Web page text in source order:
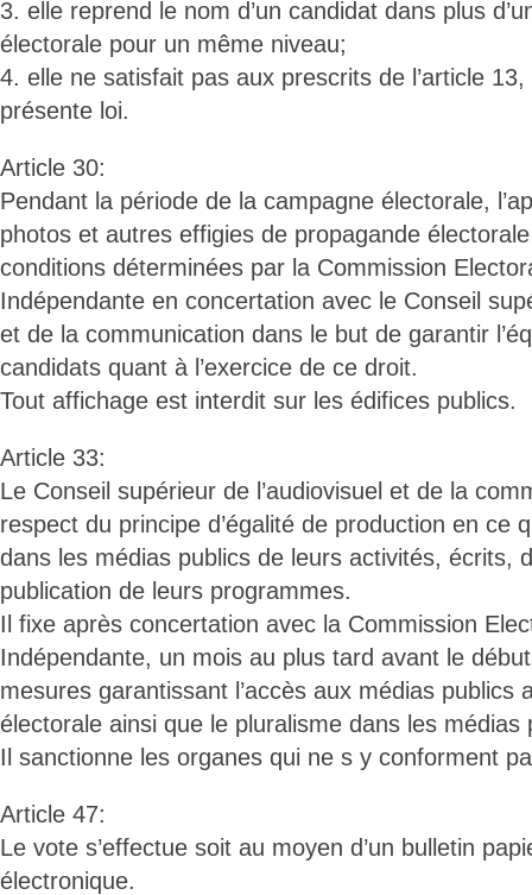
3. elle reprend le nom d’un candidat dans plus
électorale pour un même niveau;
4. elle ne satisfait pas aux prescrits de l’article
présente loi.
Article 30:
Pendant la période de la campagne électorale,
photos et autres effigies de propagande
conditions déterminées par la Commission
Indépendante en concertation avec le Conseil
et de la communication dans le but de garantir
candidats quant à l’exercice de ce droit.
Tout affichage est interdit sur les édifices publics.
Article 33:
Le Conseil supérieur de l’audiovisuel et de la
respect du principe d’égalité de production en ce
dans les médias publics de leurs activités, écrits,
publication de leurs programmes.
Il fixe après concertation avec la Commission
Indépendante, un mois au plus tard avant le
mesures garantissant l’accès aux médias publics
électorale ainsi que le pluralisme dans les médias
Il sanctionne les organes qui ne s y conforment
Article 47:
Le vote s’effectue soit au moyen d’un bulletin
électronique.